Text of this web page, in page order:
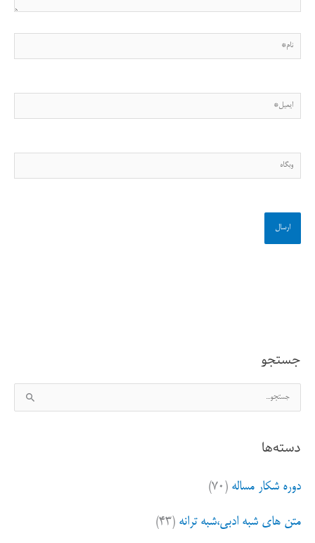
نام*
ایمیل*
وبگاه
جستجو
س
ج
ب
ا
دسته‌ها
دوره شکار مساله (۷۰)
متن های شبه ادبی،شبه ترانه (۴۳)